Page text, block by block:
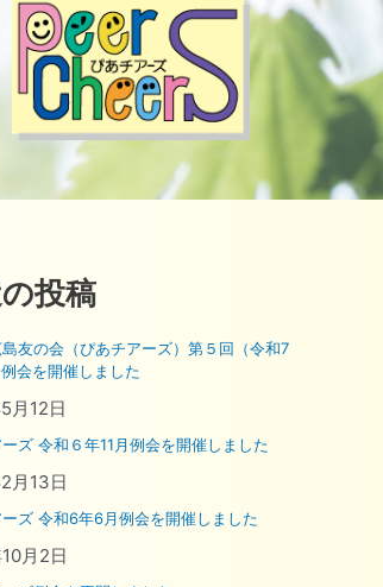
投稿
友の会（ぴあチアーズ）第５回（令和7
会を開催しました
月12日
ズ 令和６年11月例会を開催しました
月13日
ズ 令和6年6月例会を開催しました
月2日